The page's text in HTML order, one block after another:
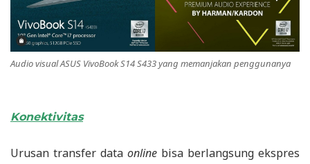
Audio visual ASUS VivoBook S14 S433 yang memanjakan penggunanya
Konektivitas
Urusan transfer data online bisa berlangsung ekspres